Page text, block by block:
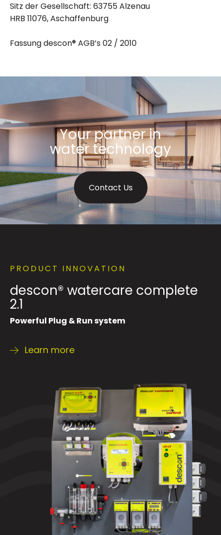
Sitz der Gesellschaft: 63755 Alzenau
HRB 11076, Aschaffenburg
Fassung descon® AGB’s 02 / 2010
Your partner in
water technology
Contact Us
PRODUCT INNOVATION
descon® watercare complete
2.1
Powerful Plug & Run system
Learn more